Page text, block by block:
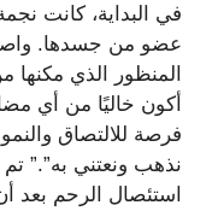
في البداية، كانت
عضو من جسدها.
المنظور الذي مكنها
أكون خاليًا من أي
فرصة للالتصاق
نذهب ونعتني به”.”
استئصال الرحم بعد